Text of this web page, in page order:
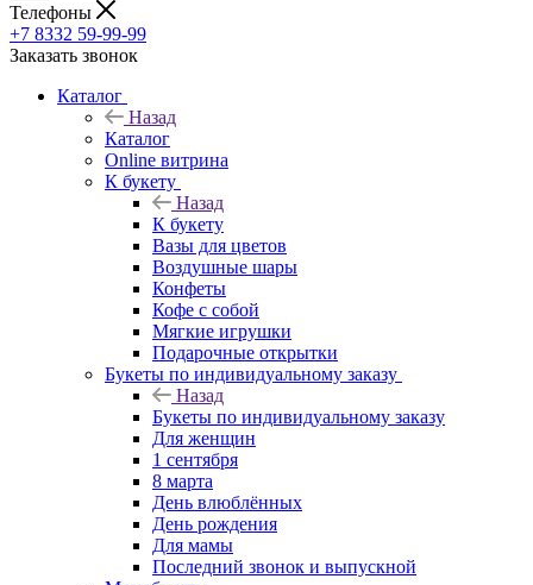
Телефоны
+7 8332 59-99-99
Заказать звонок
Каталог
Назад
Каталог
Online витрина
К букету
Назад
К букету
Вазы для цветов
Воздушные шары
Конфеты
Кофе с собой
Мягкие игрушки
Подарочные открытки
Букеты по индивидуальному заказу
Назад
Букеты по индивидуальному заказу
Для женщин
1 сентября
8 марта
День влюблённых
День рождения
Для мамы
Последний звонок и выпускной